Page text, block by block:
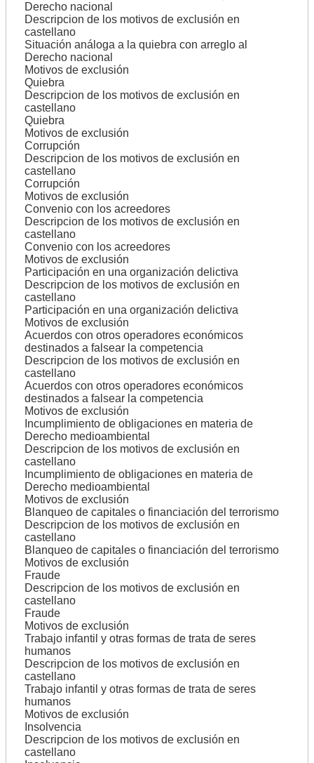
Derecho nacional
Descripcion de los motivos de exclusión en
castellano
Situación análoga a la quiebra con arreglo al
Derecho nacional
Motivos de exclusión
Quiebra
Descripcion de los motivos de exclusión en
castellano
Quiebra
Motivos de exclusión
Corrupción
Descripcion de los motivos de exclusión en
castellano
Corrupción
Motivos de exclusión
Convenio con los acreedores
Descripcion de los motivos de exclusión en
castellano
Convenio con los acreedores
Motivos de exclusión
Participación en una organización delictiva
Descripcion de los motivos de exclusión en
castellano
Participación en una organización delictiva
Motivos de exclusión
Acuerdos con otros operadores económicos
destinados a falsear la competencia
Descripcion de los motivos de exclusión en
castellano
Acuerdos con otros operadores económicos
destinados a falsear la competencia
Motivos de exclusión
Incumplimiento de obligaciones en materia de
Derecho medioambiental
Descripcion de los motivos de exclusión en
castellano
Incumplimiento de obligaciones en materia de
Derecho medioambiental
Motivos de exclusión
Blanqueo de capitales o financiación del terrorismo
Descripcion de los motivos de exclusión en
castellano
Blanqueo de capitales o financiación del terrorismo
Motivos de exclusión
Fraude
Descripcion de los motivos de exclusión en
castellano
Fraude
Motivos de exclusión
Trabajo infantil y otras formas de trata de seres
humanos
Descripcion de los motivos de exclusión en
castellano
Trabajo infantil y otras formas de trata de seres
humanos
Motivos de exclusión
Insolvencia
Descripcion de los motivos de exclusión en
castellano